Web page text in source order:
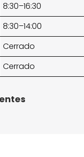
8:30–16:30
8:30–14:00
Cerrado
Cerrado